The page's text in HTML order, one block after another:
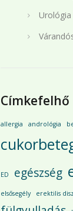
Urológia
Címkefelhő
allergia andrológia
ED egészség
elsősegély erektilis